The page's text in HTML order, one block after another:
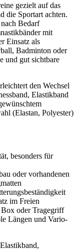
gezielt auf das
die Sportart achten.
Bedarf
mit
Einsatz als
Badminton oder
und gut sichtbare
den Wechsel
Elastikband
(Elastan, Polyester)
besonders für
oder vorhandenen
im Freien
oder Tragegriff
Längen und Vario-